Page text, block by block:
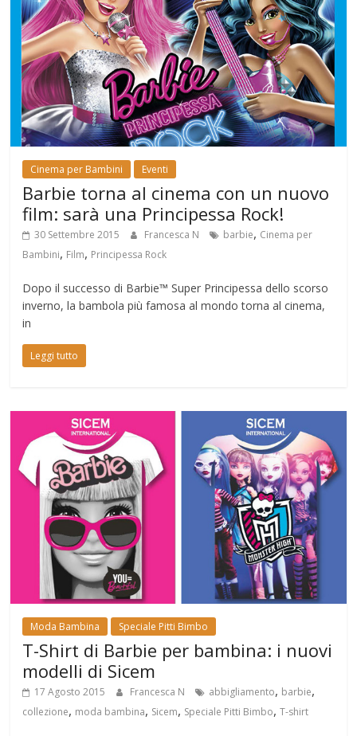
Cinema per Bambini Eventi
Barbie torna al cinema con un nuovo
film: sarà una Principessa Rock!
30 Settembre 2015 Francesca N barbie, Cinema per
Bambini, Film, Principessa Rock
Dopo il successo di Barbie™ Super Principessa dello scorso
inverno, la bambola più famosa al mondo torna al cinema,
in
Leggi tutto
Moda Bambina Speciale Pitti Bimbo
T-Shirt di Barbie per bambina: i nuovi
modelli di Sicem
17 Agosto 2015 Francesca N abbigliamento, barbie,
collezione, moda bambina, Sicem, Speciale Pitti Bimbo,T-shirt